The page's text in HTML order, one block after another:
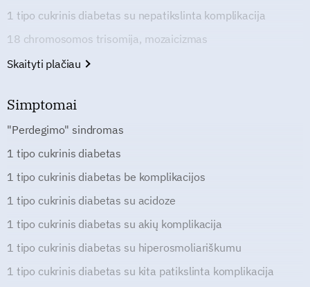
1 tipo cukrinis diabetas su nepatikslinta komplikacija
18 chromosomos trisomija, mozaicizmas
Skaityti plačiau
Simptomai
"Perdegimo" sindromas
1 tipo cukrinis diabetas
1 tipo cukrinis diabetas be komplikacijos
1 tipo cukrinis diabetas su acidoze
1 tipo cukrinis diabetas su akių komplikacija
1 tipo cukrinis diabetas su hiperosmoliariškumu
1 tipo cukrinis diabetas su kita patikslinta komplikacija